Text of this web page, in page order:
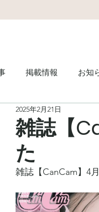
掲載情報 お知
雑誌【
た
2025年2月21日
雑誌【CanCam】4